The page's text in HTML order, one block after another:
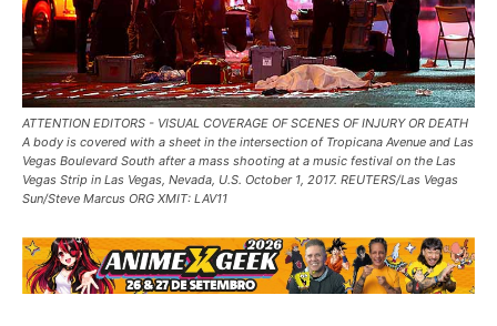
ATTENTION EDITORS - VISUAL COVERAGE OF SCENES OF INJURY OR DEATH
A body is covered with a sheet in the intersection of Tropicana Avenue and Las
Vegas Boulevard South after a mass shooting at a music festival on the Las
Vegas Strip in Las Vegas, Nevada, U.S. October 1, 2017. REUTERS/Las Vegas
Sun/Steve Marcus ORG XMIT: LAV11